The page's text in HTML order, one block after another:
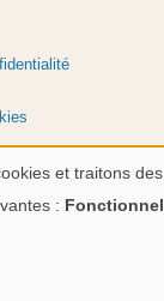
et traitons
: